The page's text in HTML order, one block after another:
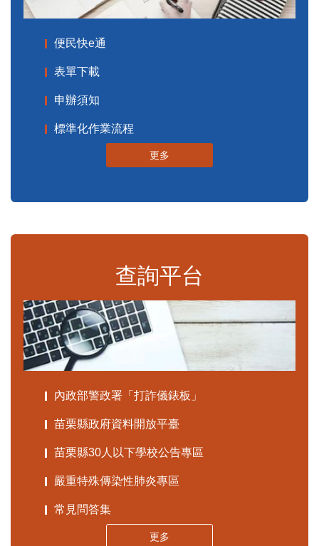
便民快e通
表單下載
申辦須知
標準化作業流程
更多
查詢平台
內政部警政署「打詐儀錶板」
苗栗縣政府資料開放平臺
苗栗縣30人以下學校公告專區
嚴重特殊傳染性肺炎專區
常見問答集
更多